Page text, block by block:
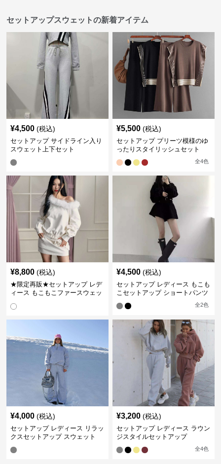
セットアップスウェットの新着アイテム
¥4,500 (税込)
セットアップ サイドライン入り
スウェット上下セット
¥5,500 (税込)
セットアップ プリーツ模様のゆ
ったりスタイリッシュセット
全4色
¥8,800 (税込)
★限定再販★セットアップ レデ
ィース もこもこファースウェッ
¥4,500 (税込)
セットアップ レディース もこも
こセットアップ ショートパンツ
全2色
¥4,000 (税込)
セットアップ レディース リラッ
クスセットアップ スウェット
¥3,200 (税込)
セットアップ レディース ラウン
ジスタイルセットアップ
全4色